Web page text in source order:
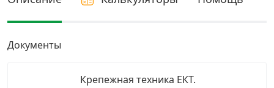
Грузовой крепеж
Документы
Крепежная техника ЕКТ.